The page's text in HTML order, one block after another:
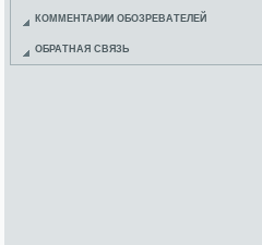
КОММЕНТАРИИ ОБОЗРЕВАТЕЛЕЙ
ОБРАТНАЯ СВЯЗЬ